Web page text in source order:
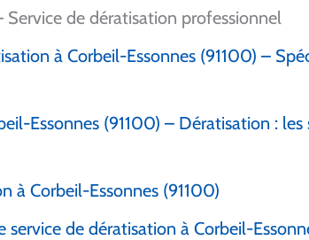
Service de dératisation professionnel
à Corbeil-Essonnes (91100) –
Essonnes (91100) – Dératisation : les
à Corbeil-Essonnes (91100)
service de dératisation à Corbeil-